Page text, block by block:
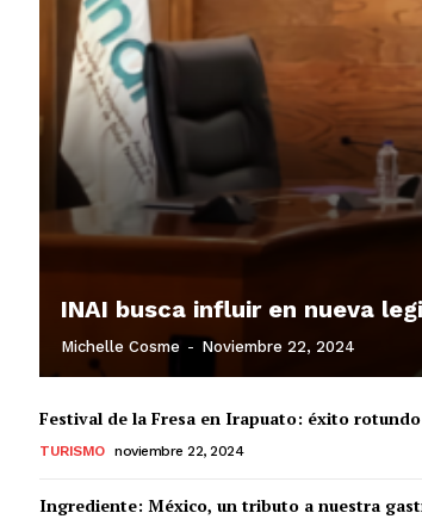
INAI busca influir en nueva
Michelle Cosme - Noviembre 22, 2024
Festival de la Fresa en Irapuato: éxito rotundo
TURISMO noviembre 22, 2024
Ingrediente: México, un tributo a nuestra